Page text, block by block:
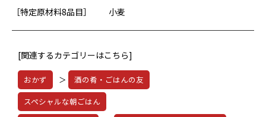
［特定原材料8品目］
小麦
[関連するカテゴリーはこちら]
おかず ＞
酒の肴・ごはんの友
スペシャルな朝ごはん